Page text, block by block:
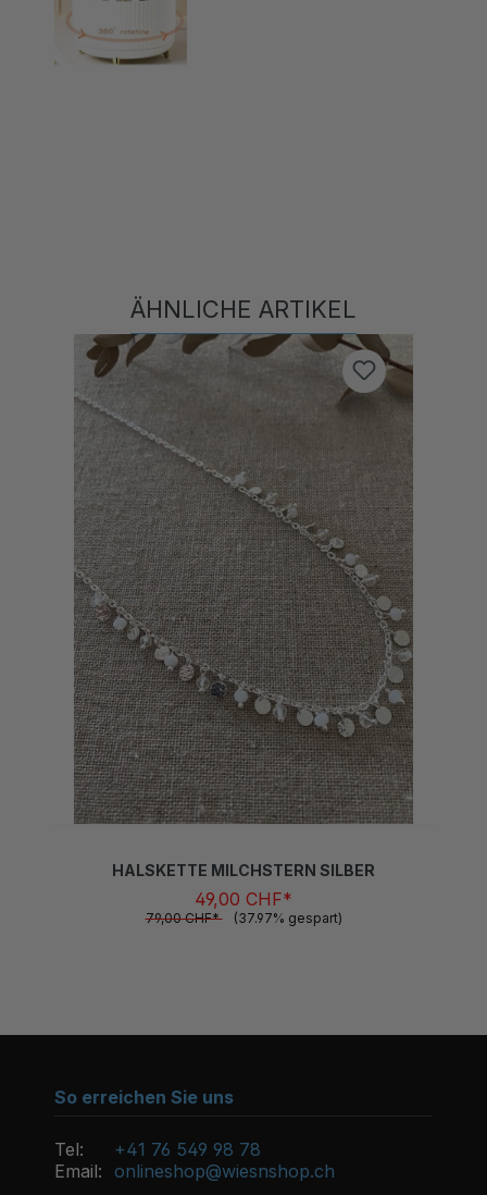
Produktgalerie überspringen
49,00 CHF*
79,00 CHF* (37.97% gespart)
So erreichen Sie uns
Tel:
+41 76 549 98 78
Email: onlineshop@wiesnshop.ch